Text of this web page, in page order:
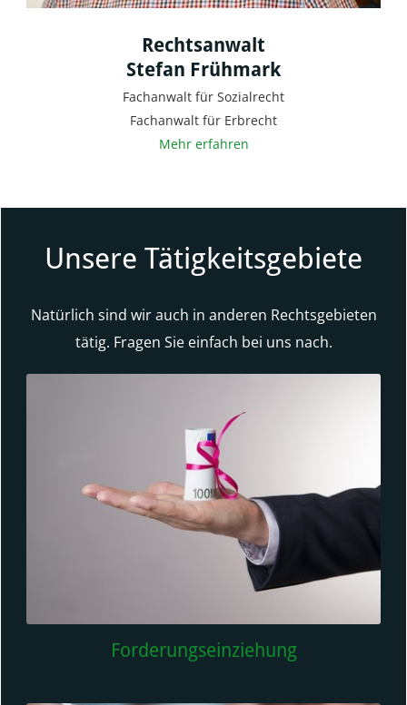
Rechtsanwalt
Stefan Frühmark
Fachanwalt für Sozialrecht
Fachanwalt für Erbrecht
Mehr erfahren
Unsere Tätigkeitsgebiete
Natürlich sind wir auch in anderen Rechtsgebieten
tätig. Fragen Sie einfach bei uns nach.
Forderungseinziehung